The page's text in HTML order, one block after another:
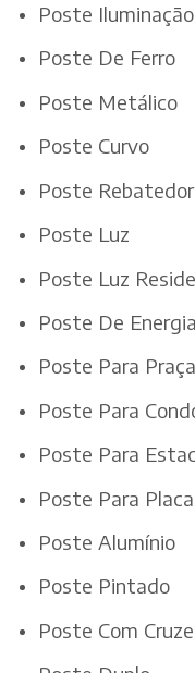
Poste Iluminação
Poste De Ferro
Poste Metálico
Poste Curvo
Poste Rebatedor
Poste Luz
Poste Luz
Poste De Energia
Poste Para Praça
Poste Para
Poste Para
Poste Para Placa
Poste Alumínio
Poste Pintado
Poste Com